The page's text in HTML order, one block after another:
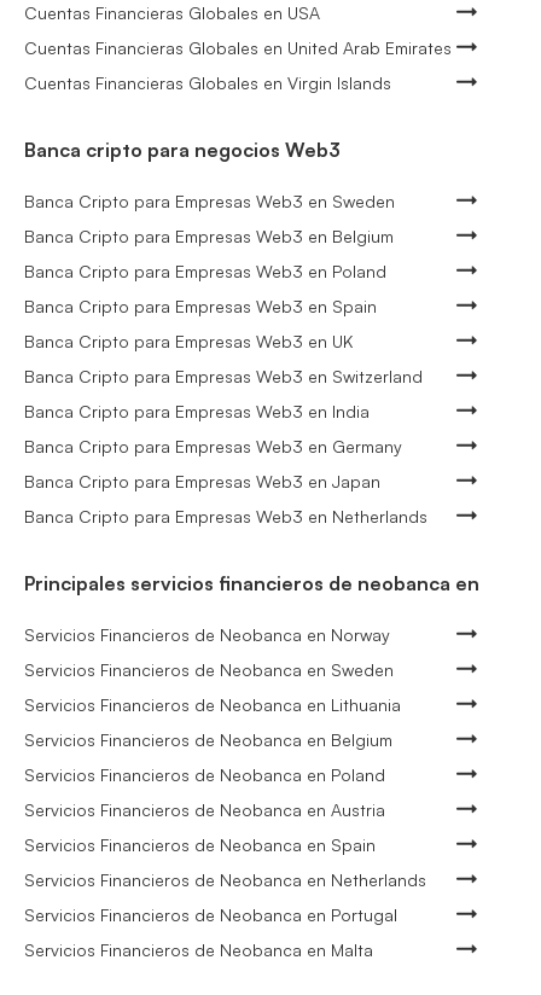
Cuentas Financieras Globales en USA
Cuentas Financieras Globales en United Arab Emirates
Cuentas Financieras Globales en Virgin Islands
Banca cripto para negocios Web3
Banca Cripto para Empresas Web3 en Sweden
Banca Cripto para Empresas Web3 en Belgium
Banca Cripto para Empresas Web3 en Poland
Banca Cripto para Empresas Web3 en Spain
Banca Cripto para Empresas Web3 en UK
Banca Cripto para Empresas Web3 en Switzerland
Banca Cripto para Empresas Web3 en India
Banca Cripto para Empresas Web3 en Germany
Banca Cripto para Empresas Web3 en Japan
Banca Cripto para Empresas Web3 en Netherlands
Principales servicios financieros de neobanca en
Servicios Financieros de Neobanca en Norway
Servicios Financieros de Neobanca en Sweden
Servicios Financieros de Neobanca en Lithuania
Servicios Financieros de Neobanca en Belgium
Servicios Financieros de Neobanca en Poland
Servicios Financieros de Neobanca en Austria
Servicios Financieros de Neobanca en Spain
Servicios Financieros de Neobanca en Netherlands
Servicios Financieros de Neobanca en Portugal
Servicios Financieros de Neobanca en Malta